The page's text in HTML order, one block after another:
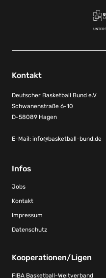
Kontakt
Deutscher Basketball Bund e.V
Schwanenstraße 6-10
D-58089 Hagen
E-Mail: info@basketball-bund.de
Infos
Jobs
Kontakt
Impressum
Datenschutz
Kooperationen/Ligen
FIBA Basketball-Weltverband